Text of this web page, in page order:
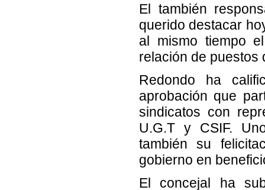
El también
querido destacar
al mismo tiempo
relación de puestos
Redondo ha
aprobación que
sindicatos con
U.G.T y CSIF.
también su
gobierno en
El concejal ha